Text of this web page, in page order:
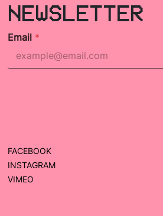
NEWSLETTER
Email *
FACEBOOK
INSTAGRAM
VIMEO